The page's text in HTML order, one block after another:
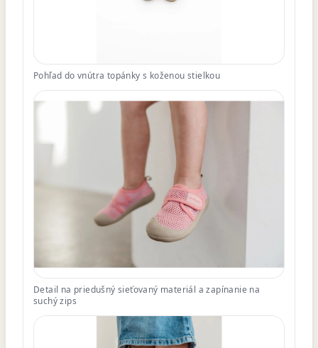
Pohľad do vnútra topánky s koženou stielkou
Detail na priedušný sieťovaný materiál a zapínanie na
suchý zips